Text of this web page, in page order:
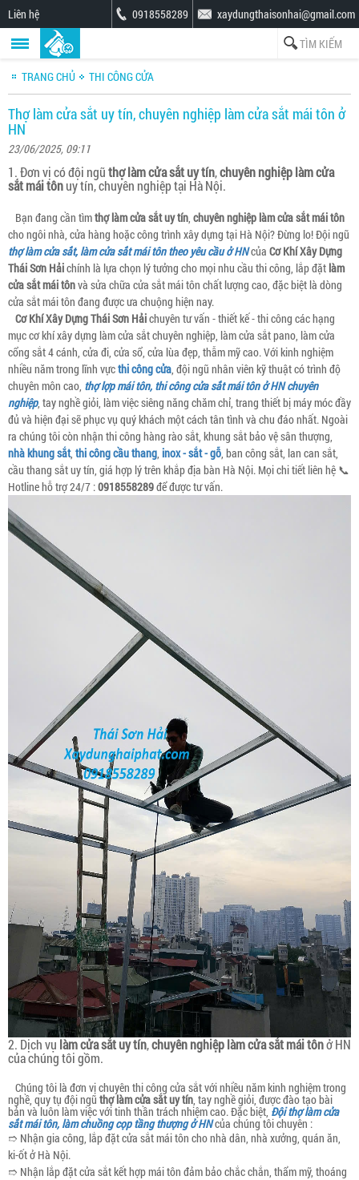
Liên hệ xaydungthaisonhai@gmail.com
0918558289
TRANG CHỦ THI CÔNG CỬA
Thợ làm cửa sắt uy tín, chuyên nghiệp làm cửa sắt mái tôn ở
HN
23/06/2025, 09:11
1. Đơn vị có đội ngũthợ làm cửa sắt uy tín,chuyên nghiệp làm cửa
sắt mái tônuy tín, chuyên nghiệp tại Hà Nội.
Bạn đang cần tìmthợ làm cửa sắt uy tín, chuyên nghiệp làm cửa sắt mái tôn
cho ngôi nhà, cửa hàng hoặc công trình xây dựng tại Hà Nội? Đừng lo! Đội ngũ
thợ làm cửa sắt, làm cửa sắt mái tôn theo yêu cầu ở HNcủa Cơ Khí Xây Dựng
Thái Sơn Hảichính là lựa chọn lý tưởng cho mọi nhu cầu thi công, lắp đặt làm
cửa sắt mái tônvà sửa chữa cửa sắt mái tôn chất lượng cao, đặc biệt là dòng
cửa sắt mái tôn đang được ưa chuộng hiện nay.
Cơ Khí Xây Dựng Thái Sơn Hảichuyên tư vấn - thiết kế - thi công các hạng
mục cơ khí xây dựng làm cửa sắt chuyên nghiệp, làm cửa sắt pano, làm cửa
cổng sắt 4 cánh, cửa đi, cửa sổ, cửa lùa đẹp, thẫm mỹ cao. Với kinh nghiệm
nhiều năm trong lĩnh vựcthi công cửa, đội ngũ nhân viên kỹ thuật có trình độ
chuyên môn cao, thợ lợp mái tôn, thi công cửa sắt mái tôn ở HN chuyên
nghiệp, tay nghề giỏi, làm việc siêng năng chăm chỉ, trang thiết bị máy móc đầy
đủ và hiện đại sẽ phục vụ quý khách một cách tân tình và chu đáo nhất. Ngoài
ra chúng tôi còn nhận thi công hàng rào sắt, khung sắt bảo vệ sân thượng,
nhà khung sắt, thi công cầu thang, inox - sắt - gỗ, ban công sắt, lan can sắt,
cầu thang sắt uy tín, giá hợp lý trên khắp địa bàn Hà Nội. Mọi chi tiết liên hệ 📞
Hotline hỗ trợ 24/7 :0918558289để được tư vấn.
2. Dịch vụ làm cửa sắt uy tín,chuyên nghiệp làm cửa sắt mái tônở HN
của chúng tôi gồm.
Chúng tôi là đơn vị chuyên thi công cửa sắt với nhiều năm kinh nghiệm trong
nghề, quy tụ đội ngũ thợ làm cửa sắt uy tín, tay nghề giỏi, được đào tạo bài
bản và luôn làm việc với tinh thần trách nhiệm cao. Đặc biệt, Đội thợ làm cửa
sắt mái tôn, làm chuồng cọp tầng thượng ở HNcủa chúng tôi chuyên :
➱ Nhận gia công, lắp đặt cửa sắt mái tôn cho nhà dân, nhà xưởng, quán ăn,
ki-ốt ở Hà Nội.
➱ Nhận lắp đặt cửa sắt kết hợp mái tôn đảm bảo chắc chắn, thẩm mỹ, thoáng